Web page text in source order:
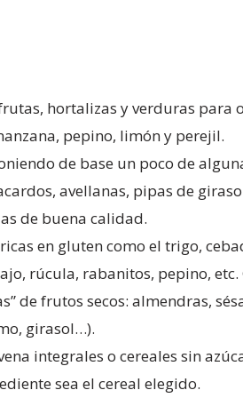
hortalizas y verduras para
pepino, limón y perejil.
de base un poco de
avellanas, pipas de
de buena calidad.
en gluten como el trigo,
rúcula, rabanitos, pepino,
de frutos secos: almendras,
girasol…).
integrales o cereales sin
sea el cereal elegido.